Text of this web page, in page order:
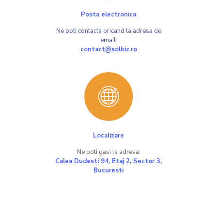
Posta electronica
Ne poti contacta oricand la adresa de
email:
contact@solbiz.ro
Localizare
Ne poti gasi la adresa:
Calea Dudesti 94, Etaj 2, Sector 3,
Bucuresti